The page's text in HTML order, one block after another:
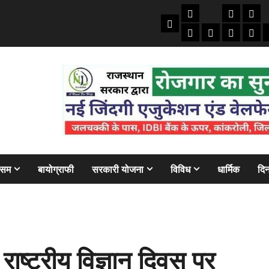
Home
तकनीकी
ऑटो
मोबाइल
क्राइम/
अजबबैंक
बायोग्राफी सरकारी योजना विविध धार्मिक
विज्ञान दिवस पर